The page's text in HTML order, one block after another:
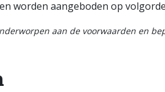
worden aangeboden op
aan de voorwaarden en